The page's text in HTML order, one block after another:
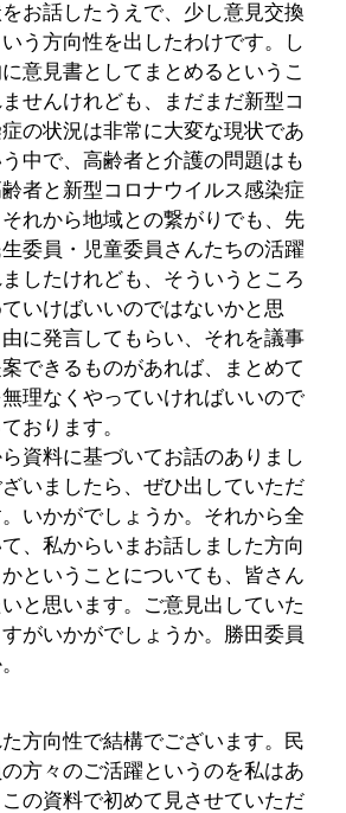
お話したうえで、少し意見交換
う方向性を出したわけです。し
意見書としてまとめるというこ
せんけれども、まだまだ新型コ
の状況は非常に大変な現状であ
中で、高齢者と介護の問題はも
者と新型コロナウイルス感染症
れから地域との繋がりでも、先
委員・児童委員さんたちの活躍
したけれども、そういうところ
いけばいいのではないかと思
に発言してもらい、それを議事
できるものがあれば、まとめて
理なくやっていければいいので
おります。
資料に基づいてお話のありまし
いましたら、ぜひ出していただ
いかがでしょうか。それから全
、私からいまお話しました方向
ということについても、皆さん
と思います。ご意見出していた
がいかがでしょうか。勝田委員
方向性で結構でございます。民
方々のご活躍というのを私はあ
の資料で初めて見させていただ